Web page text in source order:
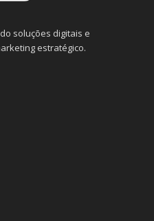
soluções digitais e
estratégico.